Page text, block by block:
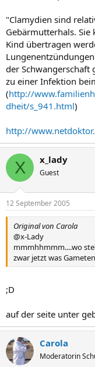
"Clamydien sind
Gebärmutterhals.
Kind übertragen
der Schwangerschaft
zu einer Infektion
(http://
dheit/s_941.html)
http://
X x_lady
Guest
12 September 2005
Original von Carola
@x-Lady
mmmhhmmm....wo
zwar jetzt was
;D
auf der seite unter
Carola
Moderatorin